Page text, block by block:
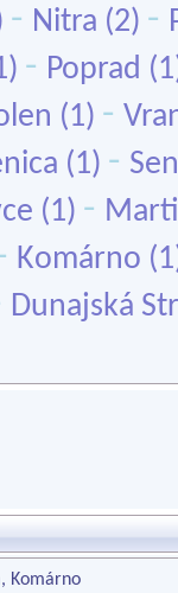
- Nitra (2) -
- Poprad
(1) -
(1) -
(1) -
Komárno
Dunajská
Komárno